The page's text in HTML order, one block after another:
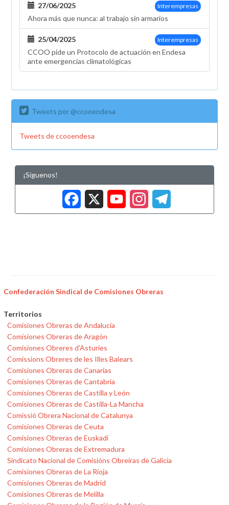
Interempresas
27/06/2025
Ahora más que nunca: al trabajo sin armarios
Interempresas
25/04/2025
CCOO pide un Protocolo de actuación en Endesa
ante emergencias climatológicas
Tweets por @ccooendesa
Tweets de ccooendesa
¡Síguenos!
Facebook
X
Confederación Sindical de Comisiones Obreras
Territorios
Comisiones Obreras de Andalucía
Comisiones Obreras de Aragón
Comisiones Obreres d'Asturies
Comissions Obreres de les Illes Balears
Comisiones Obreras de Canarias
Comisiones Obreras de Cantabria
Comisiones Obreras de Castilla y León
Comisiones Obreras de Castilla-La Mancha
Comissió Obrera Nacional de Catalunya
Comisiones Obreras de Ceuta
Comisiones Obreras de Euskadi
Comisiones Obreras de Extremadura
Sindicato Nacional de Comisións Obreiras de Galicia
Comisiones Obreras de La Rioja
Comisiones Obreras de Madrid
Comisiones Obreras de Melilla